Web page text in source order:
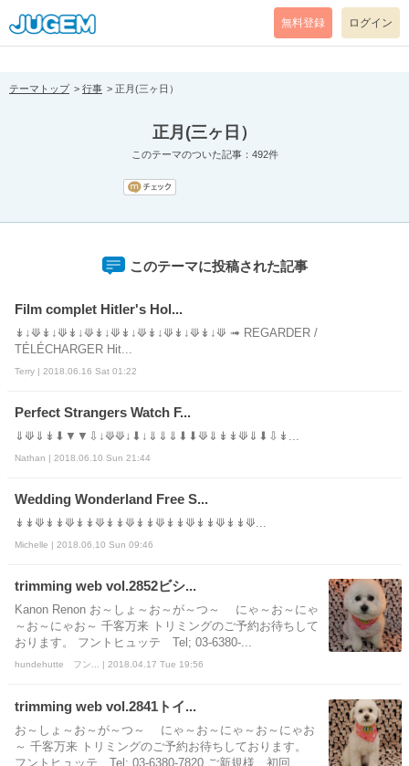
[pear_error: message="Success" code=0 mode=return level=notice
prefix="" info=""]
無料登録 ログイン
テーマトップ 行事 正月(三ヶ日）
正月(三ヶ日）
このテーマのついた記事：492件
このテーマに投稿された記事
Film complet Hitler's Hol...
↡↓⟱↡↓⟱↡↓⟱↡↓⟱↡↓⟱↡↓⟱↡↓⟱↡↓⟱ ➟ REGARDER /
TÉLÉCHARGER Hit...
Terry | 2018.06.16 Sat 01:22
Perfect Strangers Watch F...
⇓⟱⇓↡⬇▼▼⇩↓⟱⟱↓⬇↓⇓⇓⇓⬇⬇⟱⇓↡↡⟱⇓⬇⇩↡...
Nathan | 2018.06.10 Sun 21:44
Wedding Wonderland Free S...
↡↡⟱↡↡⟱↡↡⟱↡↡⟱↡↡⟱↡↡⟱↡↡⟱↡↡⟱...
Michelle | 2018.06.10 Sun 09:46
trimming web vol.2852ビシ...
Kanon Renon お～しょ～お～が～つ～ にゃ～お～にゃ
～お～にゃお～ 千客万来 トリミングのご予約お待ちして
おります。 フントヒュッテ Tel; 03-6380-...
hundehutte フン... | 2018.04.17 Tue 19:56
trimming web vol.2841トイ...
お～しょ～お～が～つ～ にゃ～お～にゃ～お～にゃお
～ 千客万来 トリミングのご予約お待ちしております。
フントヒュッテ Tel; 03-6380-7820 ご新規様 初回